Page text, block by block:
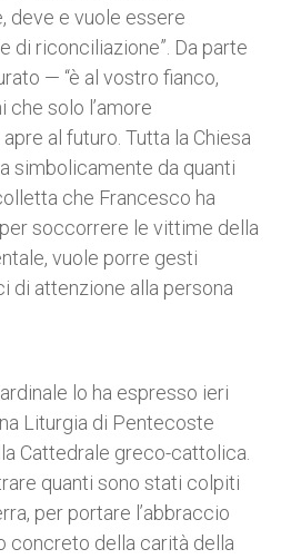
deve e vuole essere
di riconciliazione”. Da parte
— “è al vostro fianco,
solo l’amore
al futuro. Tutta la Chiesa
simbolicamente da quanti
che Francesco ha
soccorrere le vittime della
vuole porre gesti
di attenzione alla persona
lo ha espresso ieri
Liturgia di Pentecoste
Cattedrale greco-cattolica.
quanti sono stati colpiti
per portare l’abbraccio
concreto della carità della